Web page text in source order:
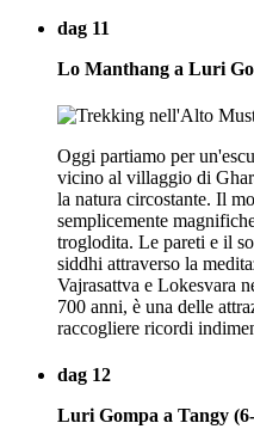
dag 11
Lo Manthang a Luri
Oggi partiamo per
vicino al villaggio di
la natura circostante. Il
semplicemente
troglodita. Le pareti e il
siddhi attraverso la
Vajrasattva e Lokesvara
700 anni, è una delle
raccogliere ricordi
dag 12
Luri Gompa a Tangy